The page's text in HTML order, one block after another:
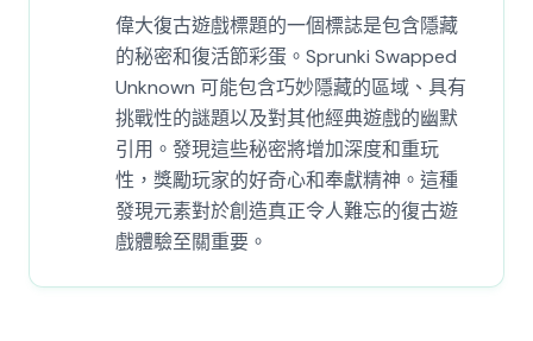
偉大復古遊戲標題的一個標誌是包含隱藏
的秘密和復活節彩蛋。Sprunki Swapped
Unknown 可能包含巧妙隱藏的區域、具有
挑戰性的謎題以及對其他經典遊戲的幽默
引用。發現這些秘密將增加深度和重玩
性，獎勵玩家的好奇心和奉獻精神。這種
發現元素對於創造真正令人難忘的復古遊
戲體驗至關重要。